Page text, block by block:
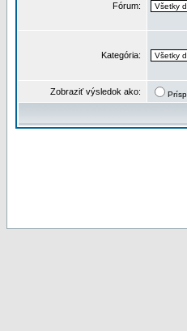
Fórum:
Kategória:
Zobraziť výsledok ako: